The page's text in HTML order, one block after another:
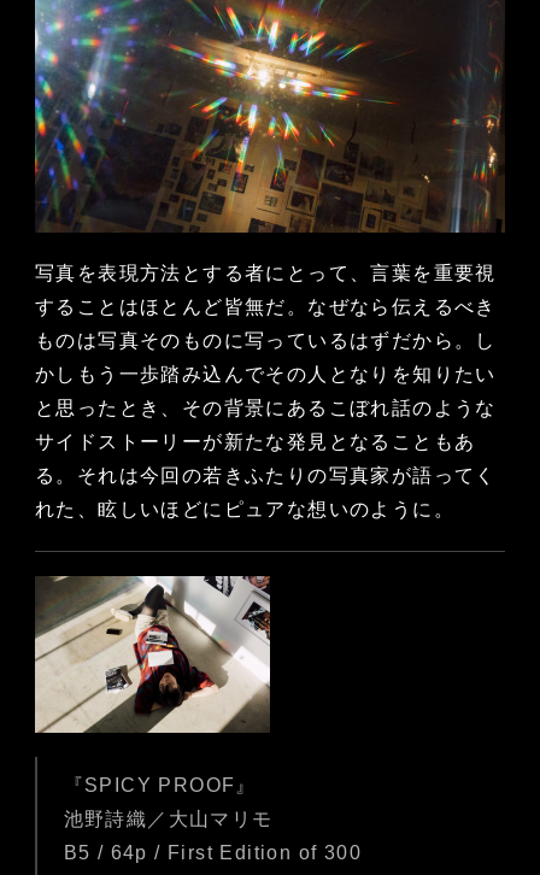
写真を表現方法とする者にとって、言葉を重要視
することはほとんど皆無だ。なぜなら伝えるべき
ものは写真そのものに写っているはずだから。し
かしもう一歩踏み込んでその人となりを知りたい
と思ったとき、その背景にあるこぼれ話のような
サイドストーリーが新たな発見となることもあ
る。それは今回の若きふたりの写真家が語ってく
れた、眩しいほどにピュアな想いのように。
『SPICY PROOF』
池野詩織／大山マリモ
B5 / 64p / First Edition of 300